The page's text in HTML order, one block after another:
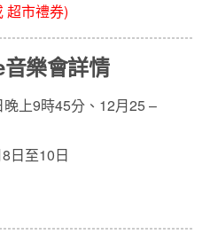
超市禮券)
音樂會詳情
上9時45分、12月25 –
日至10日